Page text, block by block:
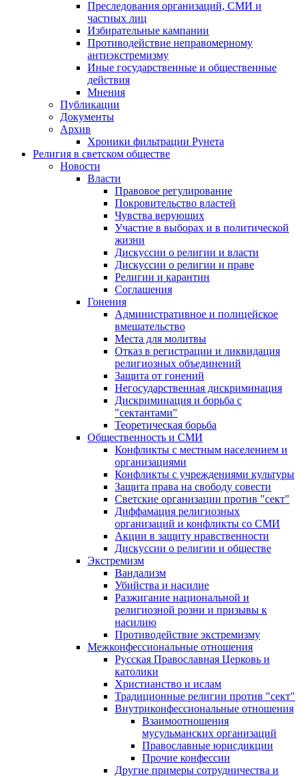
Преследования организаций, СМИ и
частных лиц
Избирательные кампании
Противодействие неправомерному
антиэкстремизму
Иные государственные и общественные
действия
Мнения
Публикации
Документы
Архив
Хроники фильтрации Рунета
Религия в светском обществе
Новости
Власти
Правовое регулирование
Покровительство властей
Чувства верующих
Участие в выборах и в политической
жизни
Дискуссии о религии и власти
Дискуссии о религии и праве
Религии и карантин
Соглашения
Гонения
Административное и полицейское
вмешательство
Места для молитвы
Отказ в регистрации и ликвидация
религиозных объединений
Защита от гонений
Негосударственная дискриминация
Дискриминация и борьба с
"сектантами"
Теоретическая борьба
Общественность и СМИ
Конфликты с местным населением и
организациями
Конфликты с учреждениями культуры
Защита права на свободу совести
Светские организации против "сект"
Диффамация религиозных
организаций и конфликты со СМИ
Акции в защиту нравственности
Дискуссии о религии и обществе
Экстремизм
Вандализм
Убийства и насилие
Разжигание национальной и
религиозной розни и призывы к
насилию
Противодействие экстремизму
Межконфессиональные отношения
Русская Православная Церковь и
католики
Христианство и ислам
Традиционные религии против "сект"
Внутриконфессиональные отношения
Взаимоотношения
мусульманских организаций
Православные юрисдикции
Прочие конфессии
Другие примеры сотрудничества и